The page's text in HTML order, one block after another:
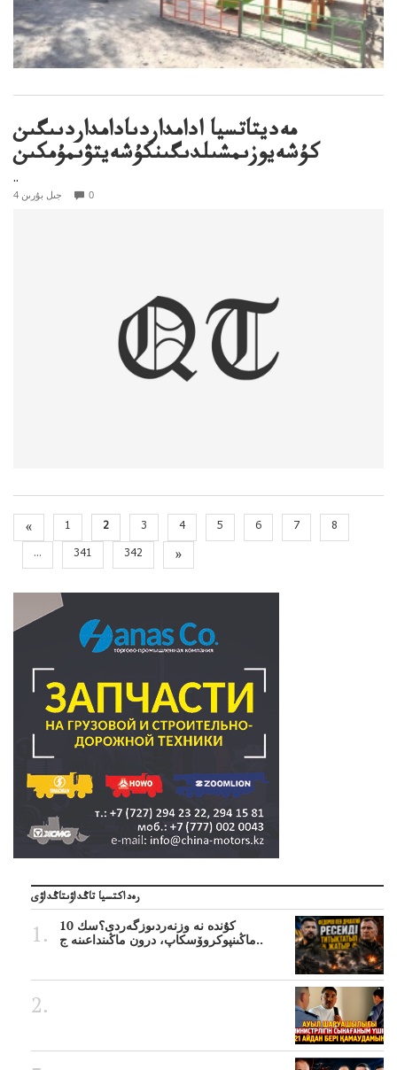
مەديتاتسيا ادامداردىادامداردىىگىن
كۇشەيوزىمشىلدىگىنكۇشەيتۋىمۇمكىن
..
4 جىل بۇرىن 0
« 1 2 3 4 5 6 7
8
...
341 342 »
رەداكتسيا تاڭداۋىتاڭداۋى
10 كۇندە نە وزنەردىوزگەردى؟سك
ماڭىنپوكروۆسكاپ، درون ماڭىنداعىنە ج..